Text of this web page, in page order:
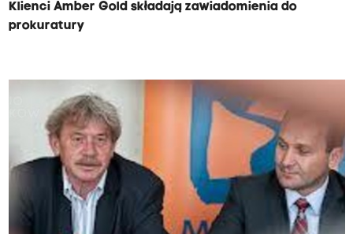
Klienci Amber Gold składają zawiadomienia do
prokuratury